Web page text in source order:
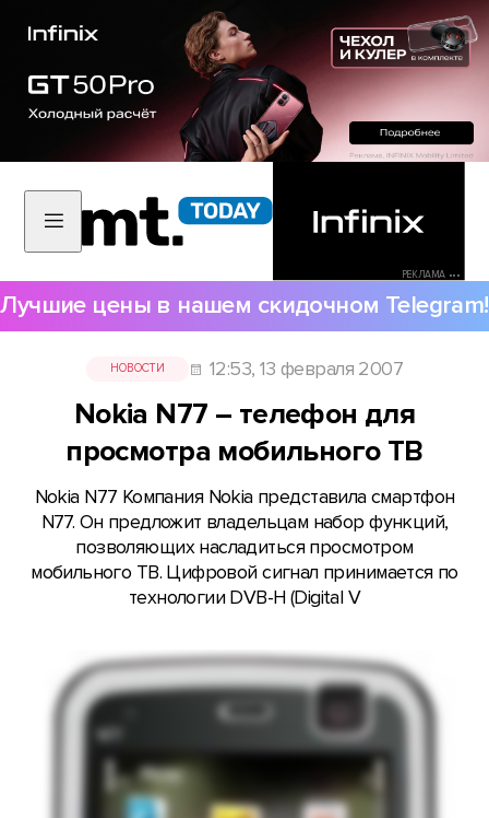
РЕКЛАМА •••
Лучшие цены в нашем скидочном Telegram!
НОВОСТИ 12:53, 13 февраля 2007
Nokia N77 – телефон для
просмотра мобильного ТВ
Nokia N77 Компания Nokia представила смартфон
N77. Он предложит владельцам набор функций,
позволяющих насладиться просмотром
мобильного ТВ. Цифровой сигнал принимается по
технологии DVB-H (Digital V